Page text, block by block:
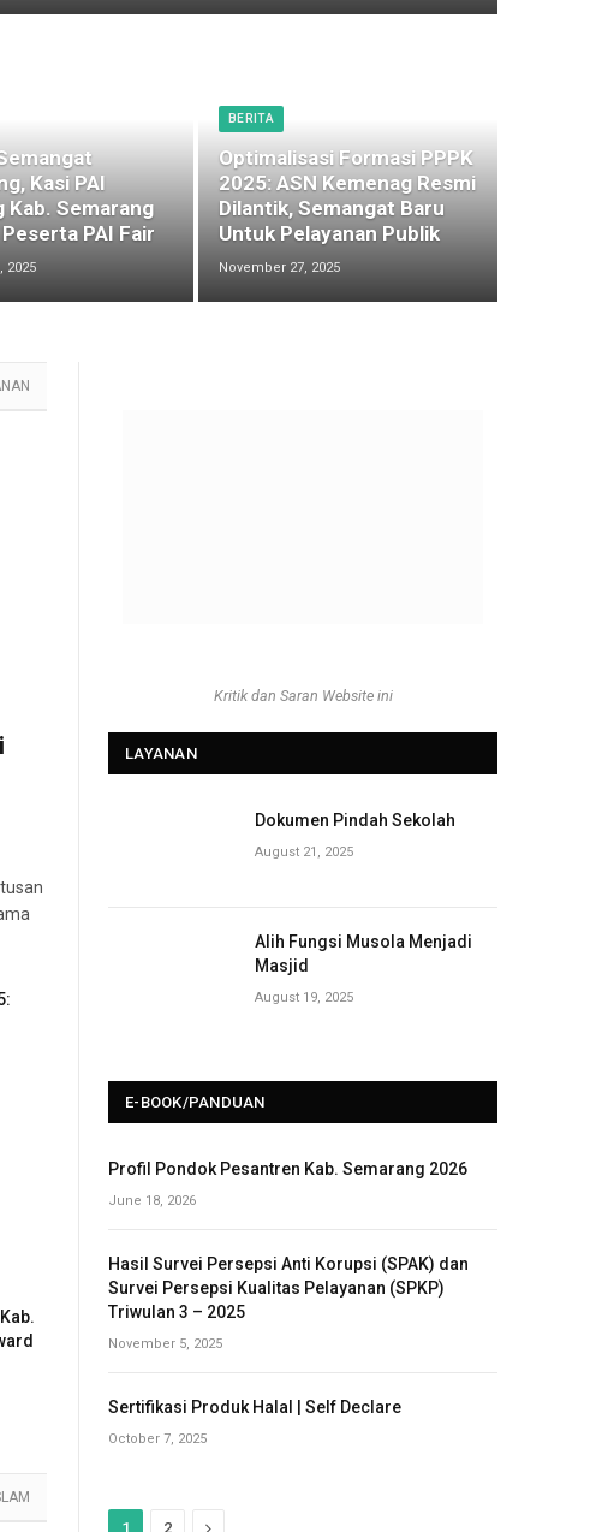
Kasi PAI
Kab. Semarang
PAI Fair
2025
BERITA
Optimalisasi Formasi PPPK
2025: ASN Kemenag Resmi
Dilantik, Semangat Baru
Untuk Pelayanan Publik
November 27, 2025
Kritik dan Saran Website ini
LAYANAN
Dokumen Pindah Sekolah
August 21, 2025
Alih Fungsi Musola Menjadi
Masjid
August 19, 2025
E-BOOK/PANDUAN
Profil Pondok Pesantren Kab. Semarang 2026
June 18, 2026
Hasil Survei Persepsi Anti Korupsi (SPAK) dan
Survei Persepsi Kualitas Pelayanan (SPKP)
Triwulan 3 – 2025
November 5, 2025
Sertifikasi Produk Halal | Self Declare
October 7, 2025
1 2
N